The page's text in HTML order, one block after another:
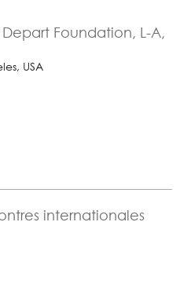
Foundation, L-A,
USA
internationales